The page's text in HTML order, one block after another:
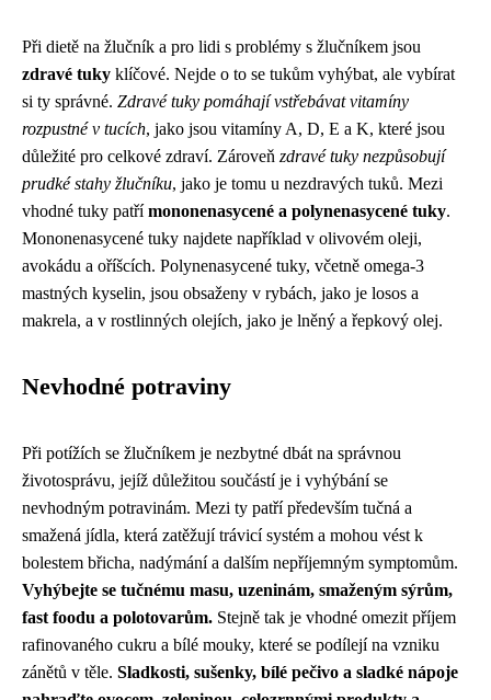
Při dietě na žlučník a pro lidi s problémy s žlučníkem jsou
zdravé tuky klíčové. Nejde o to se tukům vyhýbat, ale vybírat
si ty správné. Zdravé tuky pomáhají vstřebávat vitamíny
rozpustné v tucích, jako jsou vitamíny A, D, E a K, které jsou
důležité pro celkové zdraví. Zároveň zdravé tuky nezpůsobují
prudké stahy žlučníku, jako je tomu u nezdravých tuků. Mezi
vhodné tuky patřímononenasycené a polynenasycené tuky.
Mononenasycené tuky najdete například v olivovém oleji,
avokádu a oříšcích. Polynenasycené tuky, včetně omega-3
mastných kyselin, jsou obsaženy v rybách, jako je losos a
makrela, a v rostlinných olejích, jako je lněný a řepkový olej.
Nevhodné potraviny
Při potížích se žlučníkem je nezbytné dbát na správnou
životosprávu, jejíž důležitou součástí je i vyhýbání se
nevhodným potravinám. Mezi ty patří především tučná a
smažená jídla, která zatěžují trávicí systém a mohou vést k
bolestem břicha, nadýmání a dalším nepříjemným symptomům.
Vyhýbejte se tučnému masu, uzeninám, smaženým sýrům,
fast foodu a polotovarům. Stejně tak je vhodné omezit příjem
rafinovaného cukru a bílé mouky, které se podílejí na vzniku
zánětů v těle. Sladkosti, sušenky, bílé pečivo a sladké nápoje